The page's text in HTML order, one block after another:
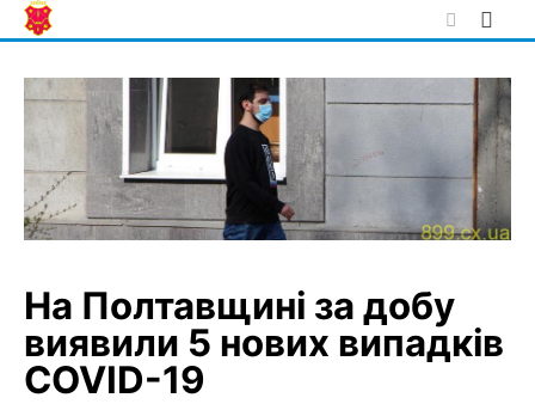
Skip
to
На Полтавщині за добу
виявили 5 нових випадків
COVID-19